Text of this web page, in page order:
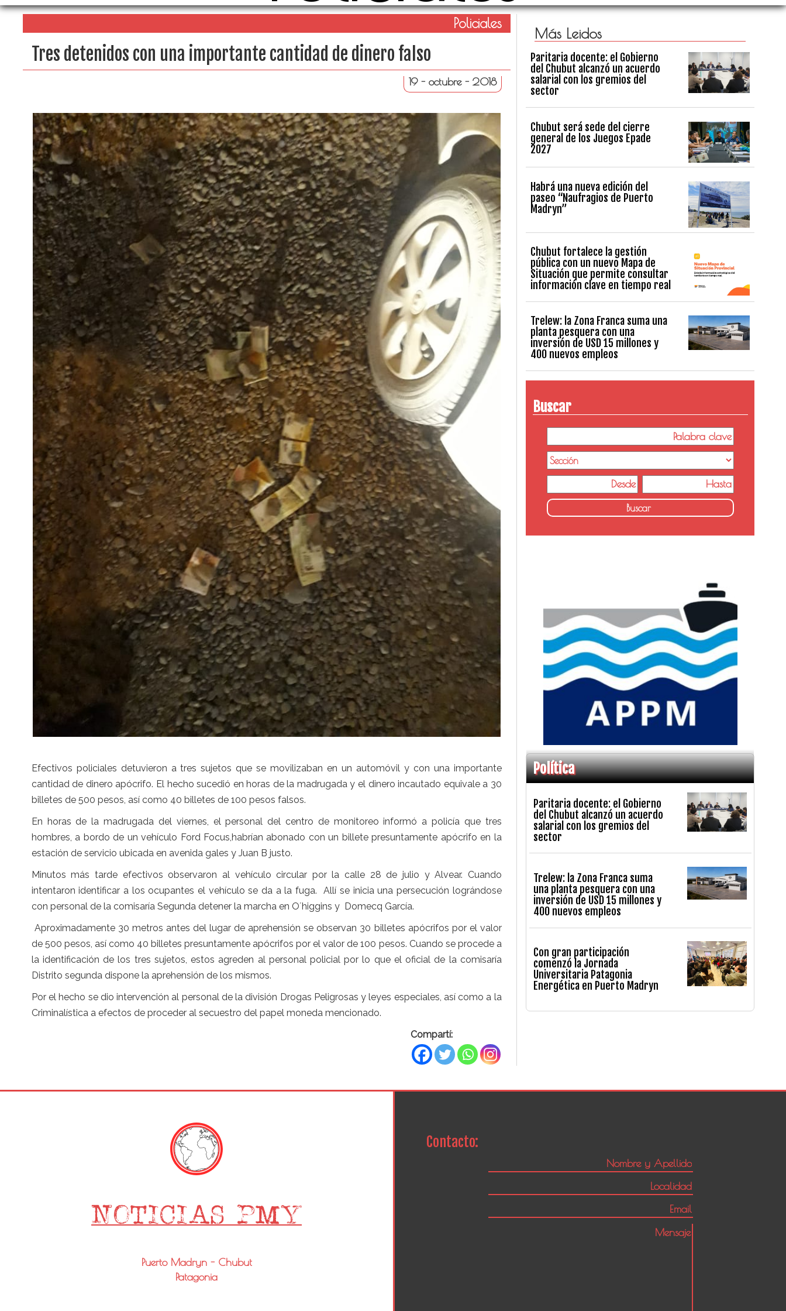
Policiales
Tres detenidos con una importante cantidad de dinero falso
19 - octubre - 2018
Efectivos policiales detuvieron a tres sujetos que se movilizaban en un automóvil y con una importante
cantidad de dinero apócrifo. El hecho sucedió en horas de la madrugada y el dinero incautado equivale a 30
billetes de 500 pesos, así como 40 billetes de 100 pesos falsos.
En horas de la madrugada del viernes, el personal del centro de monitoreo informó a policía que tres
hombres, a bordo de un vehículo Ford Focus,habrían abonado con un billete presuntamente apócrifo en la
estación de servicio ubicada en avenida gales y Juan B justo.
Minutos más tarde efectivos observaron al vehículo circular por la calle 28 de julio y Alvear. Cuando
intentaron identificar a los ocupantes el vehículo se da a la fuga. Allí se inicia una persecución lográndose
con personal de la comisaría Segunda detener la marcha en O´higgins y Domecq García.
Aproximadamente 30 metros antes del lugar de aprehensión se observan 30 billetes apócrifos por el valor
de 500 pesos, así como 40 billetes presuntamente apócrifos por el valor de 100 pesos. Cuando se procede a
la identificación de los tres sujetos, estos agreden al personal policial por lo que el oficial de la comisaría
Distrito segunda dispone la aprehensión de los mismos.
Por el hecho se dio intervención al personal de la división Drogas Peligrosas y leyes especiales, así como a la
Criminalística a efectos de proceder al secuestro del papel moneda mencionado.
Compartí:
Más Leidos
Paritaria docente: el Gobierno
del Chubut alcanzó un acuerdo
salarial con los gremios del
sector
Chubut será sede del cierre
general de los Juegos Epade
2027
Habrá una nueva edición del
paseo “Naufragios de Puerto
Madryn”
Chubut fortalece la gestión
pública con un nuevo Mapa de
Situación que permite consultar
información clave en tiempo real
Trelew: la Zona Franca suma una
planta pesquera con una
inversión de USD 15 millones y
400 nuevos empleos
Buscar
Política
Paritaria docente: el Gobierno
del Chubut alcanzó un acuerdo
salarial con los gremios del
sector
Trelew: la Zona Franca suma
una planta pesquera con una
inversión de USD 15 millones y
400 nuevos empleos
Con gran participación
comenzó la Jornada
Universitaria Patagonia
Energética en Puerto Madryn
Puerto Madryn - Chubut
Patagonia
Contacto: